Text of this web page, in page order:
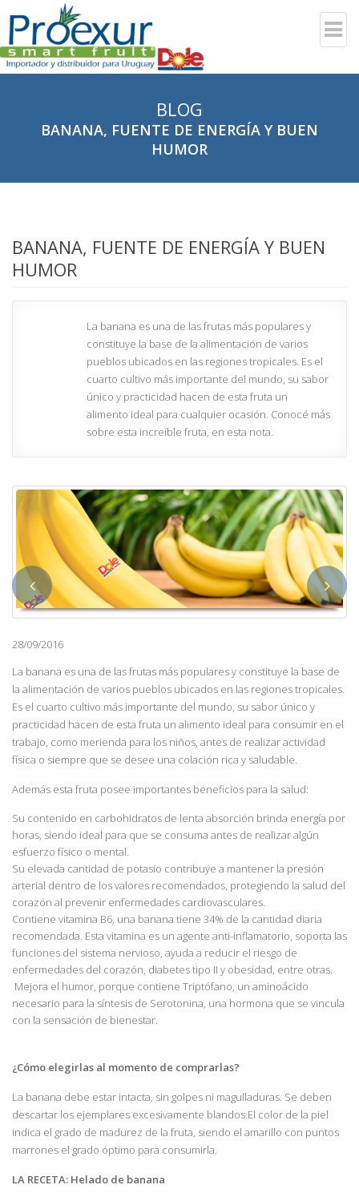
BLOG
BANANA, FUENTE DE ENERGÍA Y BUEN
HUMOR
BANANA, FUENTE DE ENERGÍA Y BUEN
HUMOR
La banana es una de las frutas más populares y
constituye la base de la alimentación de varios
pueblos ubicados en las regiones tropicales. Es el
cuarto cultivo más importante del mundo, su sabor
único y practicidad hacen de esta fruta un
alimento ideal para cualquier ocasión. Conocé más
sobre esta increíble fruta, en esta nota.
28/09/2016
La banana es una de las frutas más populares y constituye la base de
la alimentación de varios pueblos ubicados en las regiones tropicales.
Es el cuarto cultivo más importante del mundo, su sabor único y
practicidad hacen de esta fruta un alimento ideal para consumir en el
trabajo, como merienda para los niños, antes de realizar actividad
física o siempre que se desee una colación rica y saludable.
Además esta fruta posee importantes beneficios para la salud:
Su contenido en carbohidratos de lenta absorción brinda energía por
horas, siendo ideal para que se consuma antes de realizar algún
esfuerzo físico o mental.
Su elevada cantidad de potasio contribuye a mantener la presión
arterial dentro de los valores recomendados, protegiendo la salud del
corazón al prevenir enfermedades cardiovasculares.
Contiene vitamina B6, una banana tiene 34% de la cantidad diaria
recomendada. Esta vitamina es un agente anti-inflamatorio, soporta las
funciones del sistema nervioso, ayuda a reducir el riesgo de
enfermedades del corazón, diabetes tipo II y obesidad, entre otras.
Mejora el humor, porque contiene Triptófano, un aminoácido
necesario para la síntesis de Serotonina, una hormona que se vincula
con la sensación de bienestar.
¿Cómo elegirlas al momento de comprarlas?
La banana debe estar intacta, sin golpes ni magulladuras. Se deben
descartar los ejemplares excesivamente blandos.El color de la piel
indica el grado de madurez de la fruta, siendo el amarillo con puntos
marrones el grado óptimo para consumirla.
LA RECETA: Helado de banana